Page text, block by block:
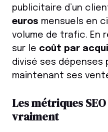
publicitaire d’un
euros mensuels en
volume de trafic. En
sur le coût par
divisé ses dépenses
maintenant ses
Les métriques
vraiment